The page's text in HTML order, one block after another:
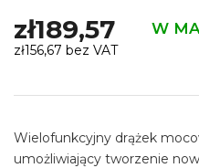
zł189,57 W
zł156,67 bez VAT
jednostkowa:
Wielofunkcyjny drążek
umożliwiający tworzenie